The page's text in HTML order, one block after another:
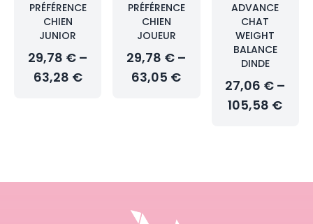
PRÉFÉRENCE
CHIEN
JUNIOR
29,78 € –
63,28 €
PRÉFÉRENCE
CHIEN
JOUEUR
29,78 € –
63,05 €
ADVANCE
CHAT
WEIGHT
BALANCE
DINDE
27,06 € –
105,58 €